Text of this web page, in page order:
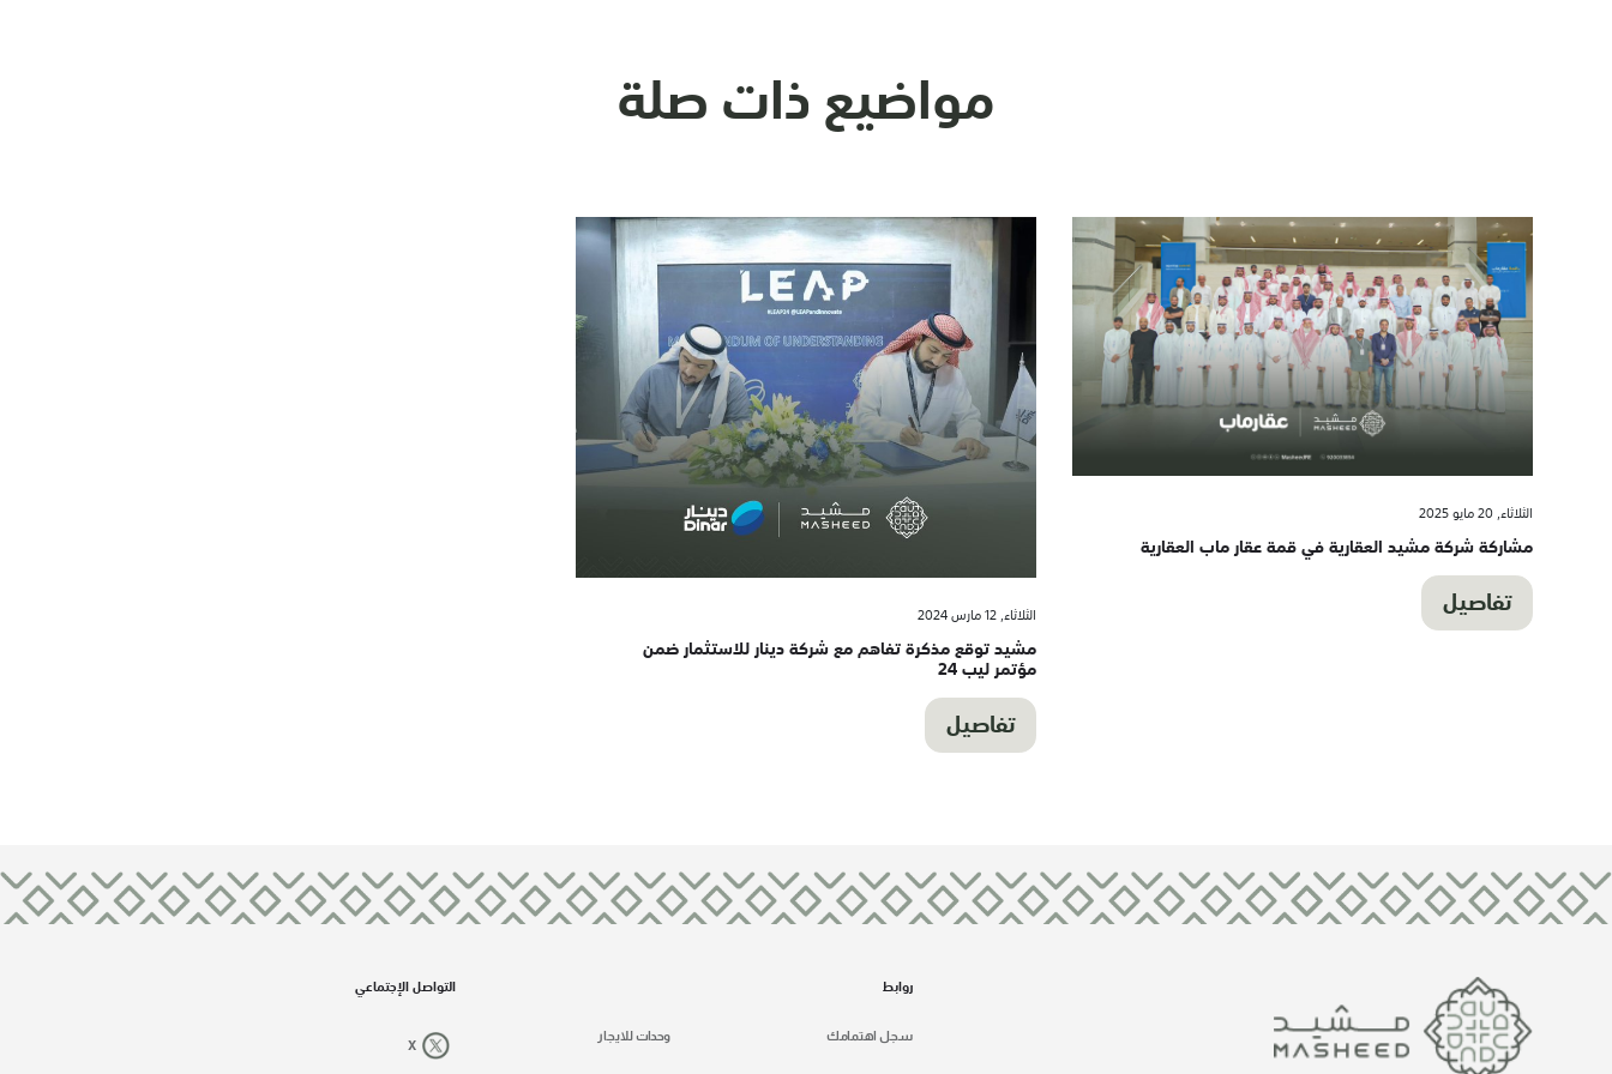
مواضيع ذات صلة
الثلاثاء, 20 مايو 2025
مشاركة شركة مشيد العقارية في قمة عقار ماب العقارية
تفاصيل الثلاثاء, 12 مارس 2024
مشيد توقع مذكرة تفاهم مع شركة دينار للاستثمار ضمن
مؤتمر ليب 24
تفاصيل
روابط
سجل اهتمامك وحدات للايجار
التواصل الإجتماعي
X